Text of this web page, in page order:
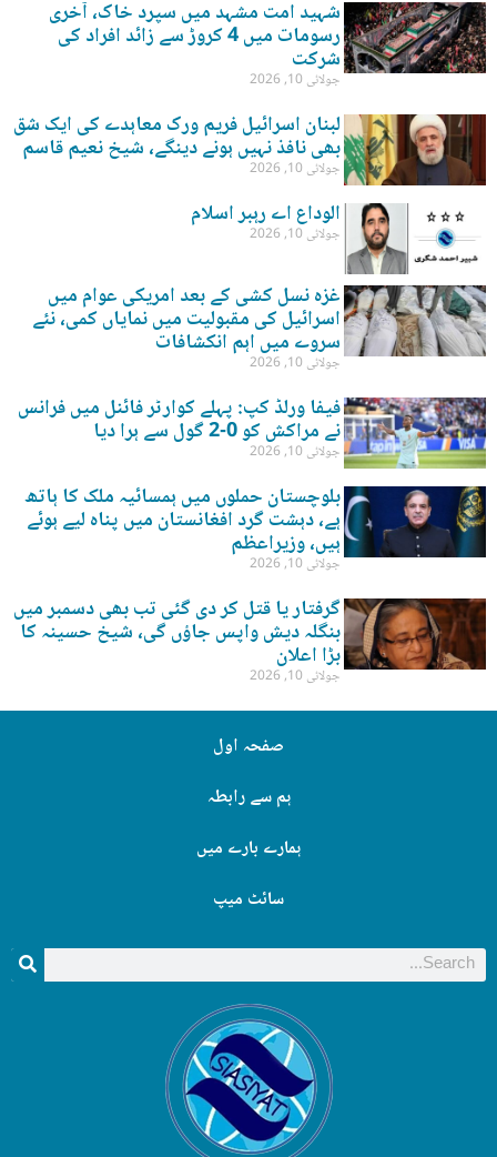
شہید امت مشہد میں سپرد خاک، آخری
رسومات میں 4 کروڑ سے زائد افراد کی
شرکت
جولائی 10, 2026
لبنان اسرائیل فریم ورک معاہدے کی ایک شق
بھی نافذ نہیں ہونے دینگے، شیخ نعیم قاسم
جولائی 10, 2026
الوداع اے رہبر اسلام
جولائی 10, 2026
غزہ نسل کشی کے بعد امریکی عوام میں
اسرائیل کی مقبولیت میں نمایاں کمی، نئے
سروے میں اہم انکشافات
جولائی 10, 2026
فیفا ورلڈ کپ: پہلے کوارٹر فائنل میں فرانس
نے مراکش کو 0-2 گول سے ہرا دیا
جولائی 10, 2026
بلوچستان حملوں میں ہمسائیہ ملک کا ہاتھ
ہے، دہشت گرد افغانستان میں پناہ لیے ہوئے
ہیں، وزیراعظم
جولائی 10, 2026
گرفتار یا قتل کر دی گئی تب بھی دسمبر میں
بنگلہ دیش واپس جاؤں گی، شیخ حسینہ کا
بڑا اعلان
جولائی 10, 2026
صفحہ اول
ہم سے رابطہ
ہمارے بارے میں
سائٹ میپ